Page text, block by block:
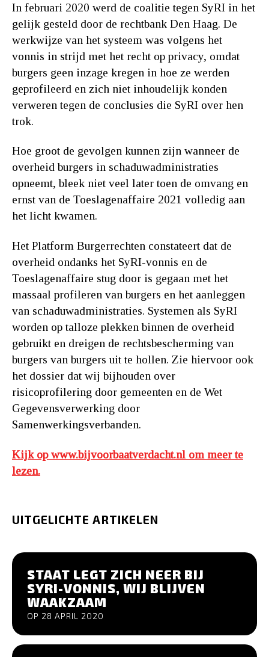
In februari 2020 werd de coalitie tegen SyRI in het
gelijk gesteld door de rechtbank Den Haag. De
werkwijze van het systeem was volgens het
vonnis in strijd met het recht op privacy, omdat
burgers geen inzage kregen in hoe ze werden
geprofileerd en zich niet inhoudelijk konden
verweren tegen de conclusies die SyRI over hen
trok.
Hoe groot de gevolgen kunnen zijn wanneer de
overheid burgers in schaduwadministraties
opneemt, bleek niet veel later toen de omvang en
ernst van de Toeslagenaffaire 2021 volledig aan
het licht kwamen.
Het Platform Burgerrechten constateert dat de
overheid ondanks het SyRI-vonnis en de
Toeslagenaffaire stug door is gegaan met het
massaal profileren van burgers en het aanleggen
van schaduwadministraties. Systemen als SyRI
worden op talloze plekken binnen de overheid
gebruikt en dreigen de rechtsbescherming van
burgers van burgers uit te hollen. Zie hiervoor ook
het dossier dat wij bijhouden over
risicoprofilering door gemeenten en de Wet
Gegevensverwerking door
Samenwerkingsverbanden.
Kijk op www.bijvoorbaatverdacht.nl om meer te
lezen.
UITGELICHTE ARTIKELEN
STAAT LEGT ZICH NEER BIJ
SYRI-VONNIS, WIJ BLIJVEN
WAAKZAAM
OP 28 APRIL 2020